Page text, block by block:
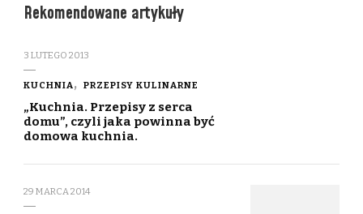
Rekomendowane artykuły
3 LUTEGO 2013
KUCHNIA PRZEPISY KULINARNE
„Kuchnia. Przepisy z serca
domu”, czyli jaka powinna być
domowa kuchnia.
29 MARCA 2014